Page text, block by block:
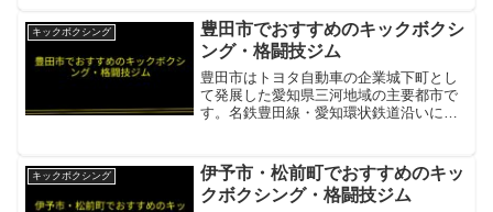
に・1年継続率70%以上の人気キックスタ
ジオ項目内容所在...
キックボクシング
豊田市でおすすめのキックボクシ
ング・格闘技ジム
豊田市はトヨタ自動車の企業城下町とし
て発展した愛知県三河地域の主要都市で
す。名鉄豊田線・愛知環状鉄道沿いに本
と現役プロ選手による本格指導。ムエタ
イ・キックボクシング...
キックボクシング
伊予市・松前町でおすすめのキッ
クボクシング・格闘技ジム